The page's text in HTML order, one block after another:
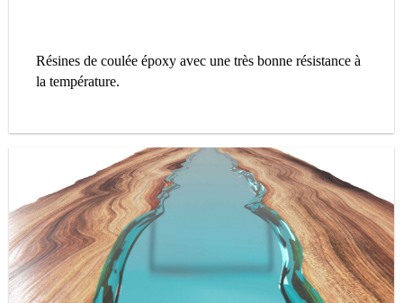
Résines de coulée époxy avec une très bonne résistance à
la température.